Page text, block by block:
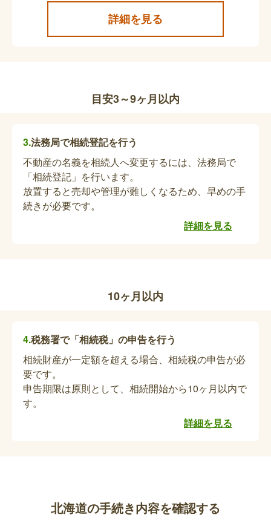
亡くなられた方が、死亡日の前日において第1号被
年⾦（第1号被保険者）に加⼊するための手続きが
必要です。
相続人代表者の指定等に関する相談
亡くなった方に市民税道民税森林環境税が課税され
ていた場合、納税通知書等に関する書類は、相続人
名義変更または廃車の手続きが必要です。相続しな
い場合、廃車の手続きが必要です。詳細は北海道運
輸局 函館運輸支局へお問い合わせください。税金
に関する手続きは渡島総合振興局納税課へお問い合
わせください。
軽自動車の名義変更または廃車手続き（死亡
関連手続き）
軽自動車の所有者が亡くなった場合、相続人への名
原付バイクの名義変更または廃車手続き（死
亡関連手続き）
詳細を見る
目安3～9ヶ月以内
法務局で相続登記を行う
不動産の名義を相続人へ変更するには、法務局で
「相続登記」を行います。
放置すると売却や管理が難しくなるため、早めの手
続きが必要です。
詳細を見る
10ヶ月以内
税務署で「相続税」の申告を行う
相続財産が一定額を超える場合、相続税の申告が必
要です。
申告期限は原則として、相続開始から10ヶ月以内で
す。
詳細を見る
北海道の手続き内容を確認する